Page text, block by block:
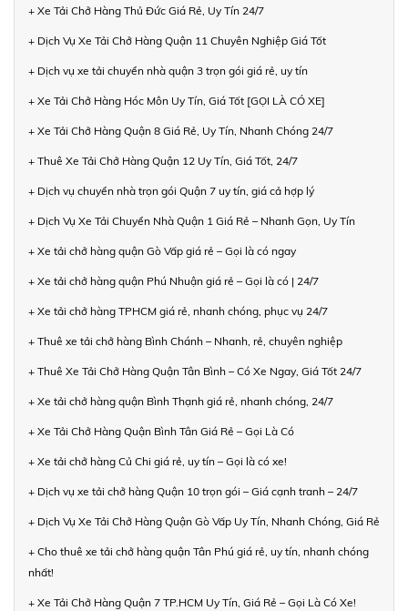
+ Xe Tải Chở Hàng Thủ Đức Giá Rẻ, Uy Tín 24/7
+ Dịch Vụ Xe Tải Chở Hàng Quận 11 Chuyên Nghiệp Giá Tốt
+ Dịch vụ xe tải chuyển nhà quận 3 trọn gói giá rẻ, uy tín
+ Xe Tải Chở Hàng Hóc Môn Uy Tín, Giá Tốt [GỌI LÀ CÓ XE]
+ Xe Tải Chở Hàng Quận 8 Giá Rẻ, Uy Tín, Nhanh Chóng 24/7
+ Thuê Xe Tải Chở Hàng Quận 12 Uy Tín, Giá Tốt, 24/7
+ Dịch vụ chuyển nhà trọn gói Quận 7 uy tín, giá cả hợp lý
+ Dịch Vụ Xe Tải Chuyển Nhà Quận 1 Giá Rẻ – Nhanh Gọn, Uy Tín
+ Xe tải chở hàng quận Gò Vấp giá rẻ – Gọi là có ngay
+ Xe tải chở hàng quận Phú Nhuận giá rẻ – Gọi là có | 24/7
+ Xe tải chở hàng TPHCM giá rẻ, nhanh chóng, phục vụ 24/7
+ Thuê xe tải chở hàng Bình Chánh – Nhanh, rẻ, chuyên nghiệp
+ Thuê Xe Tải Chở Hàng Quận Tân Bình – Có Xe Ngay, Giá Tốt 24/7
+ Xe tải chở hàng quận Bình Thạnh giá rẻ, nhanh chóng, 24/7
+ Xe Tải Chở Hàng Quận Bình Tân Giá Rẻ – Gọi Là Có
+ Xe tải chở hàng Củ Chi giá rẻ, uy tín – Gọi là có xe!
+ Dịch vụ xe tải chở hàng Quận 10 trọn gói – Giá cạnh tranh – 24/7
+ Dịch Vụ Xe Tải Chở Hàng Quận Gò Vấp Uy Tín, Nhanh Chóng, Giá Rẻ
+ Cho thuê xe tải chở hàng quận Tân Phú giá rẻ, uy tín, nhanh chóng
nhất!
+ Xe Tải Chở Hàng Quận 7 TP.HCM Uy Tín, Giá Rẻ – Gọi Là Có Xe!